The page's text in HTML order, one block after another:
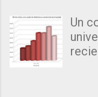
i
Un
en